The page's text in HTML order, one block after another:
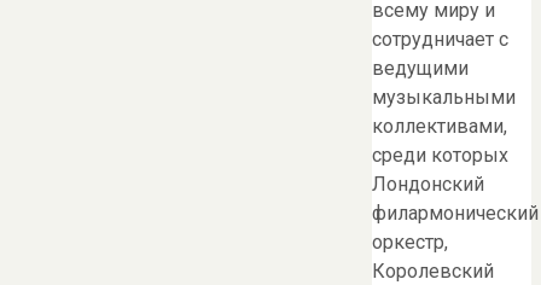
всему миру и
сотрудничает с
ведущими
музыкальными
коллективами,
среди которых
Лондонский
филармонический
оркестр,
Королевский